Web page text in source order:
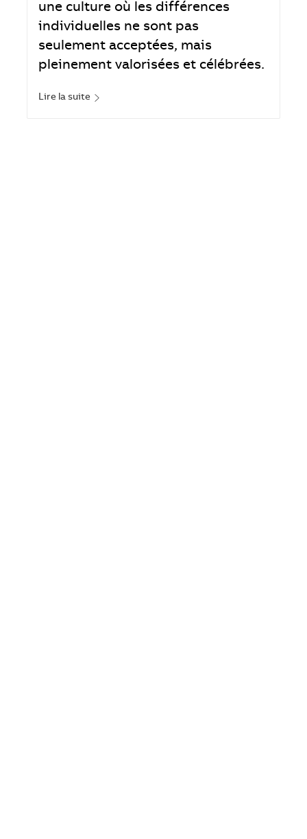
une culture où les différences
individuelles ne sont pas
seulement acceptées, mais
pleinement valorisées et célébrées.
Lire la suite